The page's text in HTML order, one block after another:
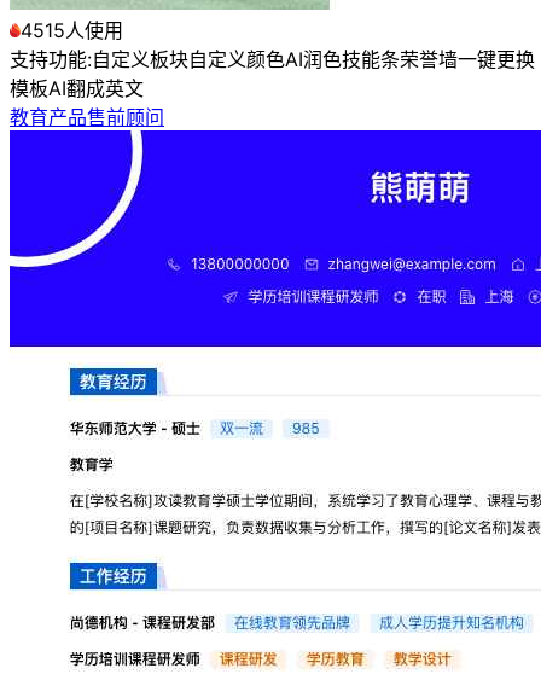
4515人使用
支持功能:自定义板块自定义颜色AI润色技能条荣誉墙一键更换
模板AI翻成英文
教育产品售前顾问